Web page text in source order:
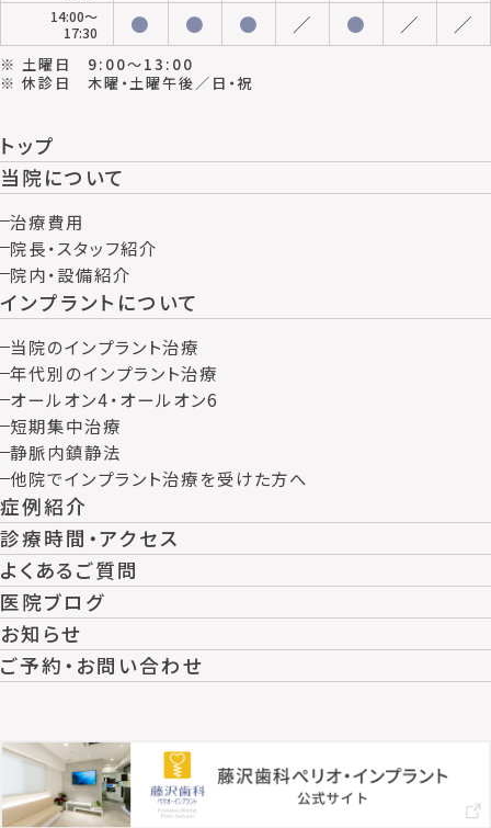
14:00〜
17:30
● ● ● ／ ● ／ ／
※ 土曜日 9:00〜13:00
※ 休診日 木曜・土曜午後／日・祝
トップ
当院について
治療費用
院長・スタッフ紹介
院内・設備紹介
インプラントについて
当院のインプラント治療
年代別のインプラント治療
オールオン4・オールオン6
短期集中治療
静脈内鎮静法
他院でインプラント治療を受けた方へ
症例紹介
診療時間・アクセス
よくあるご質問
医院ブログ
お知らせ
ご予約・お問い合わせ